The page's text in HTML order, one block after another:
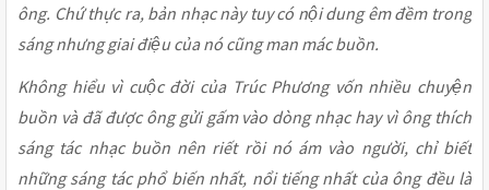
ông. Chứ thực ra, bản nhạc này tuy có nội dung êm đềm trong
sáng nhưng giai điệu của nó cũng man mác buồn.
Không hiểu vì cuộc đời của Trúc Phương vốn nhiều chuyện
buồn và đã được ông gửi gấm vào dòng nhạc hay vì ông thích
sáng tác nhạc buồn nên riết rồi nó ám vào người, chỉ biết
những sáng tác phổ biến nhất, nổi tiếng nhất của ông đều là